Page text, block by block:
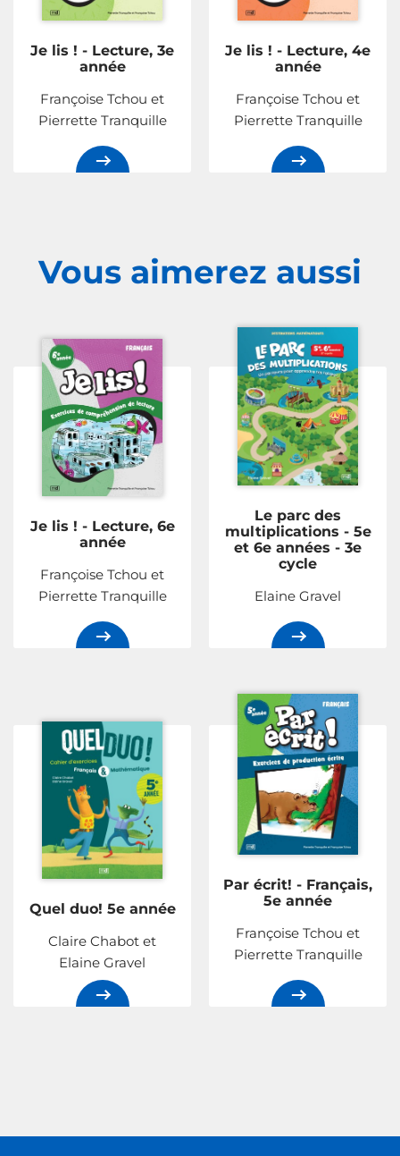
Je lis ! - Lecture, 3e
année
Françoise Tchou et
Pierrette Tranquille
Je lis ! - Lecture, 4e
année
Françoise Tchou et
Pierrette Tranquille
Vous aimerez aussi
Je lis ! - Lecture, 6e
année
Françoise Tchou et
Pierrette Tranquille
Le parc des
multiplications - 5e
et 6e années - 3e
cycle
Elaine Gravel
Quel duo! 5e année
Claire Chabot et
Elaine Gravel
Par écrit! - Français,
5e année
Françoise Tchou et
Pierrette Tranquille